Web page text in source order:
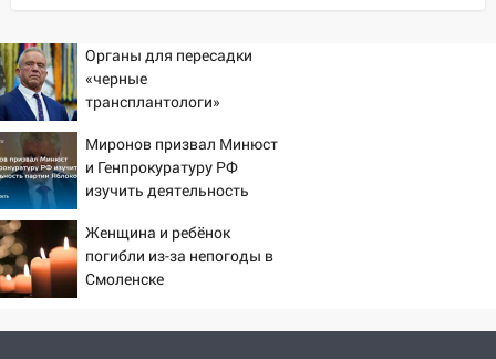
07:18
В Ульяновск идет
тридцатиградусная жара: какая будет
погода в четверг
06:00
Четыре года борьбы: ульяновские
юристы помогли женщине засудить УК
за плесень на стенах
05:00
Кому 6 августа звезды сулят
прибыль, а кому — испытания на
прочность
05.08.2026
Органы для пересадки
«черные
трансплантологи»
пациентов
Миронов призвал Минюст
и Генпрокуратуру РФ
изучить деятельность
Женщина и ребёнок
погибли из-за непогоды в
Смоленске